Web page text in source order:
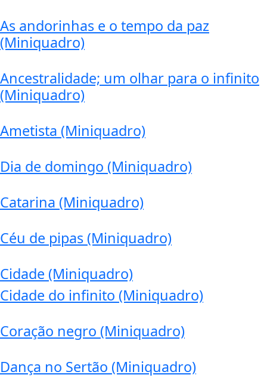
As andorinhas e o tempo da paz
(Miniquadro)
Ancestralidade; um olhar para o infinito
(Miniquadro)
Ametista (Miniquadro)
Dia de domingo (Miniquadro)
Catarina (Miniquadro)
Céu de pipas (Miniquadro)
Cidade (Miniquadro)
Cidade do infinito (Miniquadro)
Coração negro (Miniquadro)
Dança no Sertão (Miniquadro)